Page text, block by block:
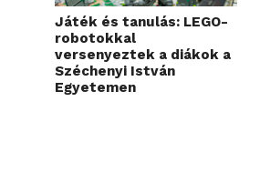
Játék és tanulás: LEGO-
robotokkal
versenyeztek a diákok a
Széchenyi István
Egyetemen